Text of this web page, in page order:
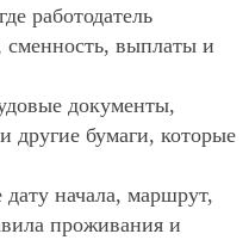
работодатель
сменность, выплаты и
документы,
другие бумаги, которые
начала, маршрут,
проживания и